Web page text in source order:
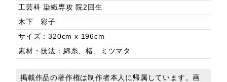
工芸科 染織専攻 院2回生
木下 彩子
サイズ：320cm x 196cm
素材・技法：綿糸、楮、ミツマタ
掲載作品の著作権は制作者本人に帰属しています。画